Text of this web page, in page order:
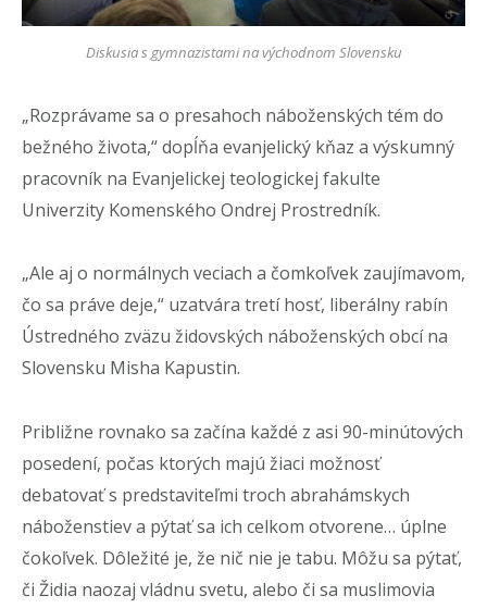
Diskusia s gymnazistami na východnom Slovensku
„Rozprávame sa o presahoch náboženských tém do
bežného života,“ dopĺňa evanjelický kňaz a výskumný
pracovník na Evanjelickej teologickej fakulte
Univerzity Komenského Ondrej Prostredník.
„Ale aj o normálnych veciach a čomkoľvek zaujímavom,
čo sa práve deje,“ uzatvára tretí hosť, liberálny rabín
Ústredného zväzu židovských náboženských obcí na
Slovensku Misha Kapustin.
Približne rovnako sa začína každé z asi 90-minútových
posedení, počas ktorých majú žiaci možnosť
debatovať s predstaviteľmi troch abrahámskych
náboženstiev a pýtať sa ich celkom otvorene… úplne
čokoľvek. Dôležité je, že nič nie je tabu. Môžu sa pýtať,
či Židia naozaj vládnu svetu, alebo či sa muslimovia